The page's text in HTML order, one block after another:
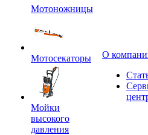
Мотоножницы
Мотосекаторы
Мойки
высокого
давления
O